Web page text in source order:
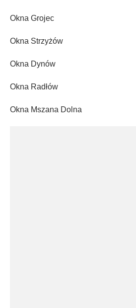
Okna Grojec
Okna Strzyżów
Okna Dynów
Okna Radłów
Okna Mszana Dolna